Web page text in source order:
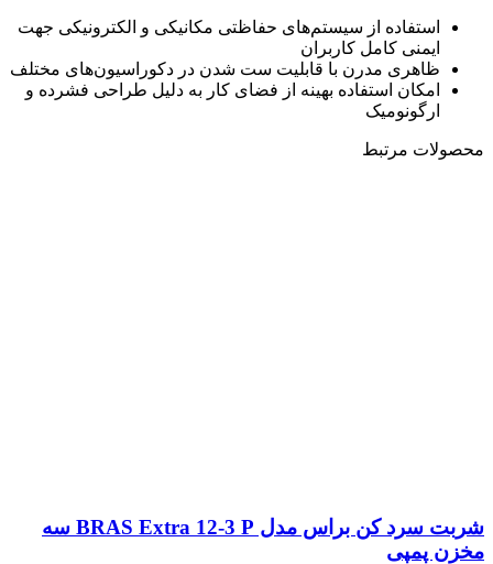
استفاده از سیستم‌های حفاظتی مکانیکی و الکترونیکی جهت
ایمنی کامل کاربران
ظاهری مدرن با قابلیت ست شدن در دکوراسیون‌های مختلف
امکان استفاده بهینه از فضای کار به دلیل طراحی فشرده و
ارگونومیک
محصولات مرتبط
شربت سرد کن براس مدل BRAS Extra 12-3 P سه
مخزن پمپی